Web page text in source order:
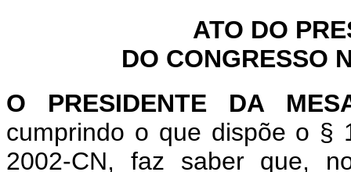
ATO DO
DO CONGRESSO
O PRESIDENTE DA
cumprindo o que dispõe o §
2002-CN, faz saber que,